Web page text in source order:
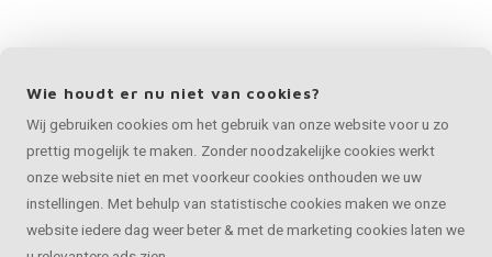
Wie houdt er nu niet van cookies?
Wij gebruiken cookies om het gebruik van onze website voor u zo
prettig mogelijk te maken. Zonder noodzakelijke cookies werkt
onze website niet en met voorkeur cookies onthouden we uw
instellingen. Met behulp van statistische cookies maken we onze
website iedere dag weer beter & met de marketing cookies laten we